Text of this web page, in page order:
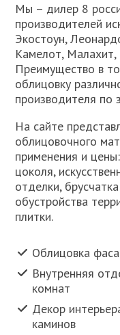
Мы – дилер 8
производителей
Экостоун,
Камелот,
Преимущество в
облицовку
производителя по
На сайте
облицовочного
применения и
цоколя,
отделки,
обустройства
плитки.
Облицовка
Внутренняя
комнат
Декор
каминов